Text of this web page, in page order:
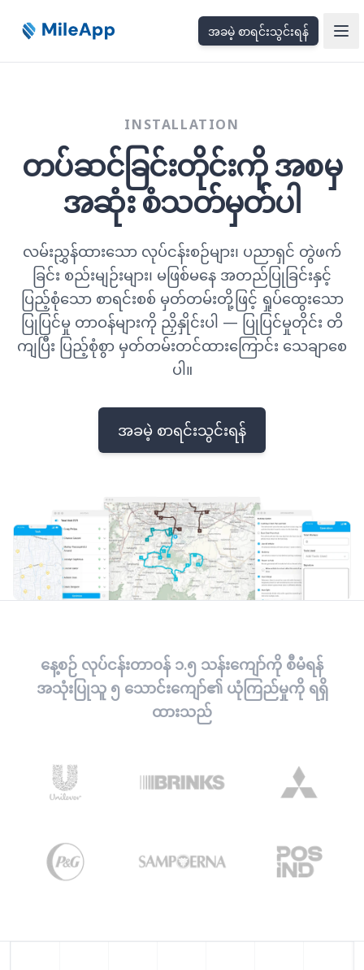
အခမဲ့ စာရင်းသွင်းရန်
INSTALLATION
တပ်ဆင်ခြင်းတိုင်းကို အစမှ
အဆုံး စံသတ်မှတ်ပါ
လမ်းညွှန်ထားသော လုပ်ငန်းစဉ်များ၊ ပညာရှင် တွဲဖက်
ခြင်း စည်းမျဉ်းများ၊ မဖြစ်မနေ အတည်ပြုခြင်းနှင့်
ပြည့်စုံသော စာရင်းစစ် မှတ်တမ်းတို့ဖြင့် ရှုပ်ထွေးသော
ပြုပြင်မှု တာဝန်များကို ညှိနှိုင်းပါ — ပြုပြင်မှုတိုင်း တိ
ကျပြီး ပြည့်စုံစွာ မှတ်တမ်းတင်ထားကြောင်း သေချာစေ
ပါ။
အခမဲ့ စာရင်းသွင်းရန်
နေ့စဉ် လုပ်ငန်းတာဝန် ၁.၅ သန်းကျော်ကို စီမံရန်
အသုံးပြုသူ ၅ သောင်းကျော်၏ ယုံကြည်မှုကို ရရှိ
ထားသည်